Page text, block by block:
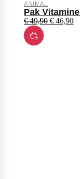
ANIMAL
Pak
€49,90 € 46,90